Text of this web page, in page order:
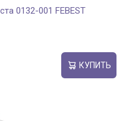
0132-001 FEBEST
КУПИТЬ